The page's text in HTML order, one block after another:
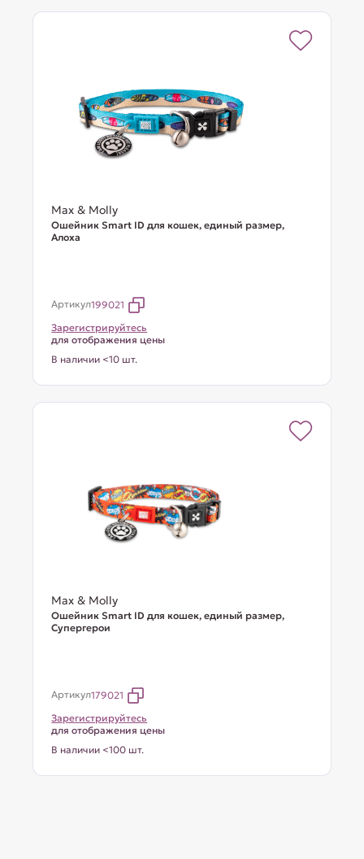
Max & Molly
Ошейник Smart ID для кошек, единый размер,
Алоха
Артикул199021
Зарегистрируйтесь
для отображения цены
В наличии <10 шт.
Max & Molly
Ошейник Smart ID для кошек, единый размер,
Супергерои
Артикул179021
Зарегистрируйтесь
для отображения цены
В наличии <100 шт.